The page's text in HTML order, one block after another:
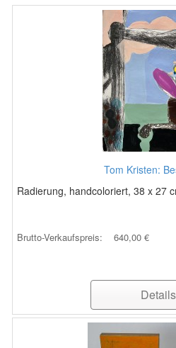
Tom Kristen:
Radierung, handcoloriert, 38 x 27
Brutto-Verkaufspreis: 640,00 €
Details